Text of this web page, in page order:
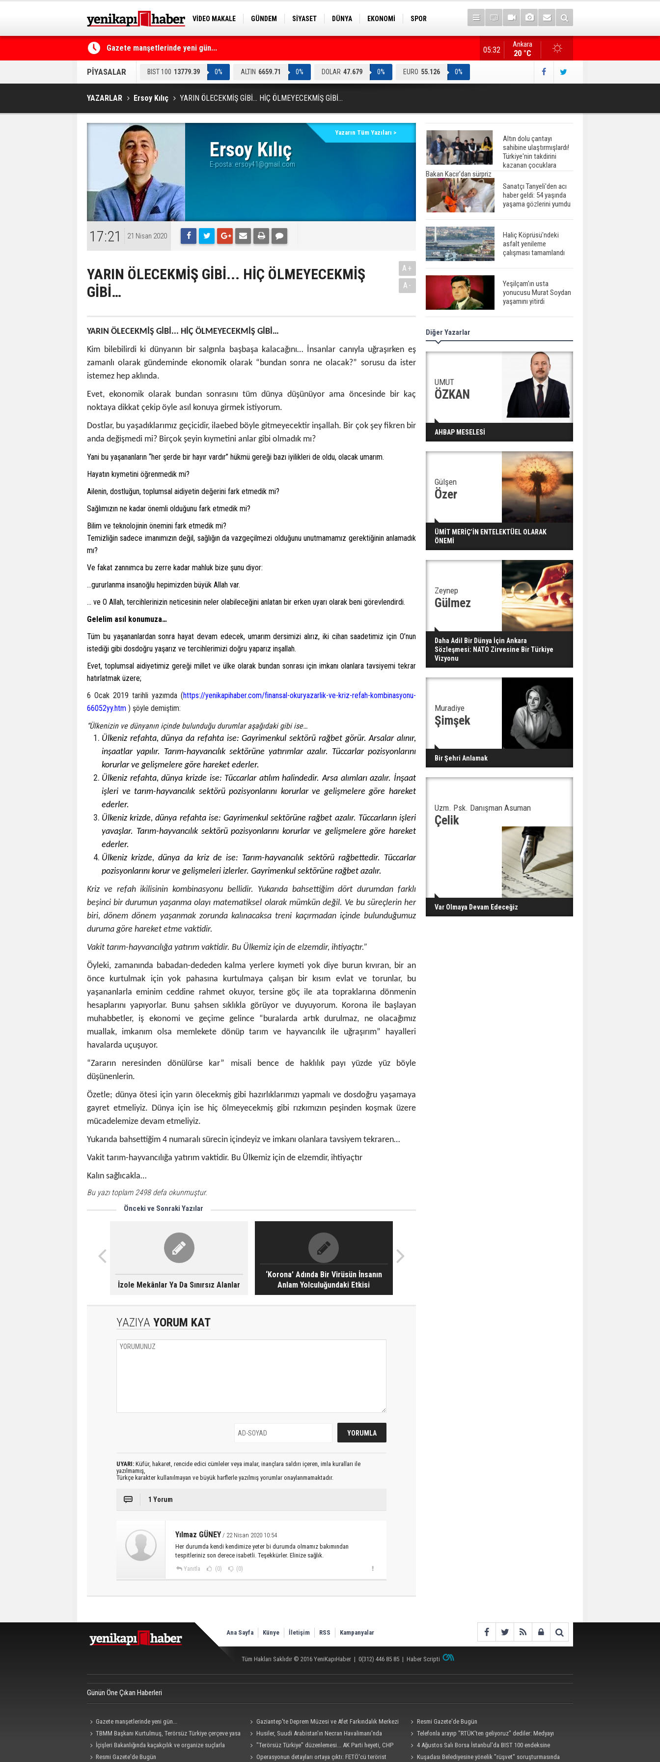
VİDEO MAKALE GÜNDEM SİYASET DÜNYA EKONOMİ
SPOR
Gazete manşetlerinde yeni gün... TBMM Başkanı Kurtulmuş, Terörsüz Türkiye çerçeve
Ankara
20 °C
05:32
PİYASALAR BIST 100 13779.39 0% ALTIN 6659.71 0% DOLAR 47.679 0% EURO 55.126 0%
YAZARLAR Ersoy Kılıç YARIN ÖLECEKMİŞ GİBİ... HİÇ ÖLMEYECEKMİŞ GİBİ…
Ersoy Kılıç
E-posta: ersoy41@gmail.com
Yazarın Tüm Yazıları >
17:21 21 Nisan 2020
YARIN ÖLECEKMİŞ GİBİ... HİÇ ÖLMEYECEKMİŞ
GİBİ…
A+
A-
YARIN ÖLECEKMİŞ GİBİ... HİÇ ÖLMEYECEKMİŞ GİBİ…
Kim bilebilirdi ki dünyanın bir salgınla başbaşa kalacağını… İnsanlar canıyla uğraşırken eş
zamanlı olarak gündeminde ekonomik olarak “bundan sonra ne olacak?” sorusu da ister
istemez hep aklında.
Evet, ekonomik olarak bundan sonrasını tüm dünya düşünüyor ama öncesinde bir kaç
noktaya dikkat çekip öyle asıl konuya girmek istiyorum.
Dostlar, bu yaşadıklarımız geçicidir, ilaebed böyle gitmeyecektir inşallah. Bir çok şey fikren bir
anda değişmedi mi? Birçok şeyin kıymetini anlar gibi olmadık mı?
Yani bu yaşananların “her şerde bir hayır vardır” hükmü gereği bazı iyilikleri de oldu, olacak umarım.
Hayatın kıymetini öğrenmedik mi?
Ailenin, dostluğun, toplumsal aidiyetin değerini fark etmedik mi?
Sağlımızın ne kadar önemli olduğunu fark etmedik mi?
Bilim ve teknolojinin önemini fark etmedik mi?
Temizliğin sadece imanımızın değil, sağlığın da vazgeçilmezi olduğunu unutmamamız gerektiğinin anlamadık
mı?
Ve fakat zannımca bu zerre kadar mahluk bize şunu diyor:
…gururlanma insanoğlu hepimizden büyük Allah var.
… ve O Allah, tercihlerinizin neticesinin neler olabileceğini anlatan bir erken uyarı olarak beni görevlendirdi.
Gelelim asıl konumuza…
Tüm bu yaşananlardan sonra hayat devam edecek, umarım dersimizi alırız, iki cihan saadetimiz için O’nun
istediği gibi dosdoğru yaşarız ve tercihlerimizi doğru yaparız inşallah.
Evet, toplumsal aidiyetimiz gereği millet ve ülke olarak bundan sonrası için imkanı olanlara tavsiyemi tekrar
hatırlatmak üzere;
6 Ocak 2019 tarihli yazımda (https://yenikapihaber.com/finansal-okuryazarlik-ve-kriz-refah-kombinasyonu-
66052yy.htm ) şöyle demiştim:
“Ülkenizin ve dünyanın içinde bulunduğu durumlar aşağıdaki gibi ise…
Ülkeniz refahta, dünya da refahta ise: Gayrimenkul sektörü rağbet görür. Arsalar alınır,
inşaatlar yapılır. Tarım-hayvancılık sektörüne yatırımlar azalır. Tüccarlar pozisyonlarını
korurlar ve gelişmelere göre hareket ederler.
Ülkeniz refahta, dünya krizde ise: Tüccarlar atılım halindedir. Arsa alımları azalır. İnşaat
işleri ve tarım-hayvancılık sektörü pozisyonlarını korurlar ve gelişmelere göre hareket
ederler.
Ülkeniz krizde, dünya refahta ise: Gayrimenkul sektörüne rağbet azalır. Tüccarların işleri
yavaşlar. Tarım-hayvancılık sektörü pozisyonlarını korurlar ve gelişmelere göre hareket
ederler.
Ülkeniz krizde, dünya da kriz de ise: Tarım-hayvancılık sektörü rağbettedir. Tüccarlar
pozisyonlarını korur ve gelişmeleri izlerler. Gayrimenkul sektörüne rağbet azalır.
Kriz ve refah ikilisinin kombinasyonu bellidir. Yukarıda bahsettiğim dört durumdan farklı
beşinci bir durumun yaşanma olayı matematiksel olarak mümkün değil. Ve bu süreçlerin her
biri, dönem dönem yaşanmak zorunda kalınacaksa treni kaçırmadan içinde bulunduğumuz
duruma göre hareket etme vaktidir.
Vakit tarım-hayvancılığa yatırım vaktidir. Bu Ülkemiz için de elzemdir, ihtiyaçtır.”
Öyleki, zamanında babadan-dededen kalma yerlere kıymeti yok diye burun kıvıran, bir an
önce kurtulmak için yok pahasına kurtulmaya çalışan bir kısım evlat ve torunlar, bu
yaşananlarla eminim ceddine rahmet okuyor, tersine göç ile ata topraklarına dönmenin
hesaplarını yapıyorlar. Bunu şahsen sıklıkla görüyor ve duyuyorum. Korona ile başlayan
muhabbetler, iş ekonomi ve geçime gelince “buralarda artık durulmaz, ne olacağımız
muallak, imkanım olsa memlekete dönüp tarım ve hayvancılık ile uğraşırım” hayalleri
havalarda uçuşuyor.
“Zararın neresinden dönülürse kar” misali bence de haklılık payı yüzde yüz böyle
düşünenlerin.
Özetle; dünya ötesi için yarın ölecekmiş gibi hazırlıklarımızı yapmalı ve dosdoğru yaşamaya
gayret etmeliyiz. Dünya için ise hiç ölmeyecekmiş gibi rızkımızın peşinden koşmak üzere
mücadelemize devam etmeliyiz.
Yukarıda bahsettiğim 4 numaralı sürecin içindeyiz ve imkanı olanlara tavsiyem tekraren…
Vakit tarım-hayvancılığa yatırım vaktidir. Bu Ülkemiz için de elzemdir, ihtiyaçtır
Kalın sağlıcakla…
Bu yazı toplam 2498 defa okunmuştur.
Önceki ve Sonraki Yazılar
İzole Mekânlar Ya Da Sınırsız Alanlar
‘Korona’ Adında Bir Virüsün İnsanın
Anlam Yolculuğundaki Etkisi
YAZIYA YORUM KAT
UYARI: Küfür, hakaret, rencide edici cümleler veya imalar, inançlara saldırı içeren, imla kuralları ile
yazılmamış,
Türkçe karakter kullanılmayan ve büyük harflerle yazılmış yorumlar onaylanmamaktadır.
1 Yorum
Yılmaz GÜNEY / 22 Nisan 2020 10:54
Her durumda kendi kendimize yeter bi durumda olmamız bakımından
tespitleriniz son derece isabetli. Teşekkürler. Elinize sağlık.
Yanıtla (0) (0)
Altın dolu çantayı
sahibine ulaştırmışlardı!
Türkiye'nin takdirini
kazanan çocuklara
Bakan Kacır'dan sürpriz
Sanatçı Tanyeli'den acı
haber geldi: 54 yaşında
yaşama gözlerini yumdu
Haliç Köprüsü'ndeki
asfalt yenileme
çalışması tamamlandı
Yeşilçam'ın usta
yonucusu Murat Soydan
yaşamını yitirdi
Müsavat Dervişoğlu
cenazede görüntülendi
29 Mayıs okullar tatil mi?
hayata döndürecek keşif
Ünlü türkücü Mahmut
Tuncer estetik
operasyon geçirdi: Son
hali gündem oldu
Yerli turist 229,7 milyar
lira seyahat harcaması
Gazze'deki Sağlık
Bakanlığı duyurdu:
Vahşetin pençesinde 2
salgın vaka tespit edildi
Diğer Yazarlar
UMUT
ÖZKAN
AHBAP MESELESİ
Gülşen
Özer
ÜMİT MERİÇ’İN ENTELEKTÜEL OLARAK
ÖNEMİ
Zeynep
Gülmez
Daha Adil Bir Dünya İçin Ankara
Sözleşmesi: NATO Zirvesine Bir Türkiye
Vizyonu
Muradiye
Şimşek
Bir Şehri Anlamak
Uzm. Psk. Danışman Asuman
Çelik
Var Olmaya Devam Edeceğiz
Ana Sayfa Künye İletişim RSS Kampanyalar
Tüm Hakları Saklıdır © 2016 YeniKapıHaber | 0(312) 446 85 85 | Haber Scripti
Günün Öne Çıkan Haberleri
Gazete manşetlerinde yeni gün...
Gaziantep'te Deprem Müzesi ve Afet Farkındalık Merkezi
için işbirliği protokolü imzalandı
Resmi Gazete'de Bugün
TBMM Başkanı Kurtulmuş, Terörsüz Türkiye çerçeve yasa
teklifine imza attı
Husiler, Suudi Arabistan'ın Necran Havalimanı'nda
kamikaze İHA ile "hassas bir hedefi" vurduklarını açıkladı
Telefonla arayıp "RTÜK'ten geliyoruz" dediler: Medyayı
hedef alan akılalmaz tuzak ifşa oldu
İçişleri Bakanlığında kaçakçılık ve organize suçlarla
mücadele konulu güvenlik toplantısı yapıldı
"Terörsüz Türkiye" düzenlemesi... AK Parti heyeti, CHP
Grubu ile görüştü
4 Ağustos Salı Borsa İstanbul'da BIST 100 endeksine
bakış!
Resmi Gazete'de Bugün Operasyonun detayları ortaya çıktı: FETÖ'cü terörist Kuşadası Belediyesine yönelik "rüşvet" soruşturmasında